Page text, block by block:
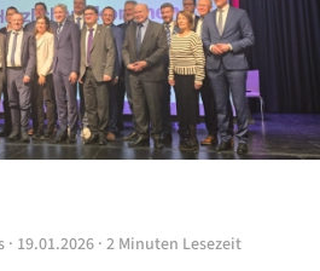
· 19.01.2026 · 2 Minuten Lesezeit